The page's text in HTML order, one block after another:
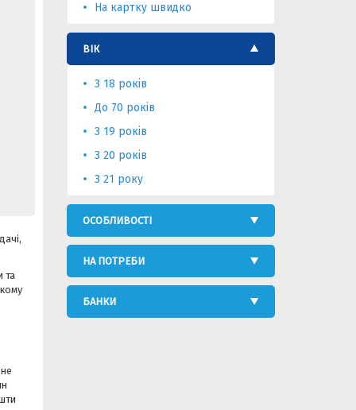
та
На картку швидко
ВІК
З 18 років
До 70 років
З 19 років
З 20 років
З 21 року
ОСОБЛИВОСТІ
НА ПОТРЕБИ
БАНКИ